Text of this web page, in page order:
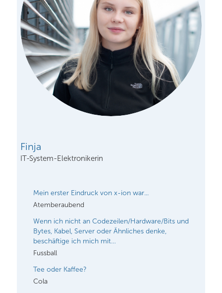
Finja
IT-System-Elektronikerin
Mein erster Eindruck von x-ion war...
Atemberaubend
Wenn ich nicht an Codezeilen/Hardware/Bits und
Bytes, Kabel, Server oder Ähnliches denke,
beschäftige ich mich mit…
Fussball
Tee oder Kaffee?
Cola